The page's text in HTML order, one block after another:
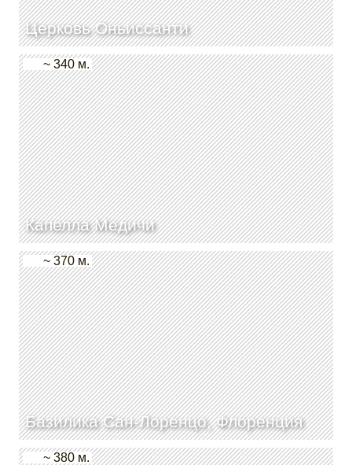
Церковь Оньиссанти
Капелла Медичи
~ 340 м.
Базилика Сан-Лоренцо, Флоренция
~ 370 м.
~ 380 м.